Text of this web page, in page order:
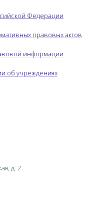
Федерации
правовых актов
информации
об учреждениях
д. 2